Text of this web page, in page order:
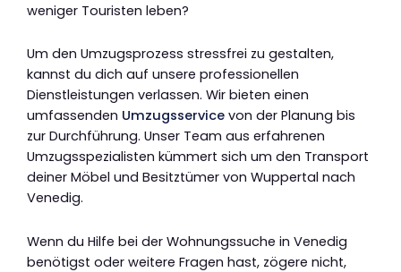
weniger Touristen leben?
Um den Umzugsprozess stressfrei zu gestalten,
kannst du dich auf unsere professionellen
Dienstleistungen verlassen. Wir bieten einen
umfassenden Umzugsservice von der Planung bis
zur Durchführung. Unser Team aus erfahrenen
Umzugsspezialisten kümmert sich um den Transport
deiner Möbel und Besitztümer von Wuppertal nach
Venedig.
Wenn du Hilfe bei der Wohnungssuche in Venedig
benötigst oder weitere Fragen hast, zögere nicht,